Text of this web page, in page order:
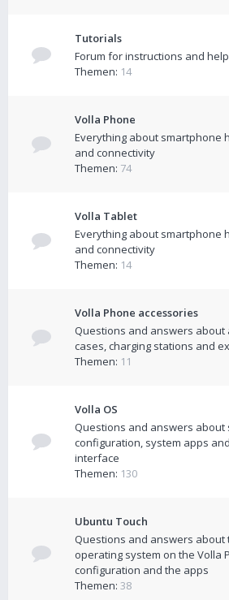
Tutorials
Forum for instructions and help
Themen: 14
Volla Phone
Everything about smartphone
and connectivity
Themen: 74
Volla Tablet
Everything about smartphone
and connectivity
Themen: 14
Volla Phone accessories
Questions and answers about
cases, charging stations and
Themen: 11
Volla OS
Questions and answers about
configuration, system apps
interface
Themen: 130
Ubuntu Touch
Questions and answers about
operating system on the Volla
configuration and the apps
Themen: 38